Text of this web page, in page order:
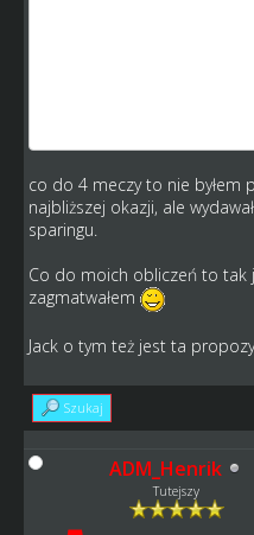
co do 4 meczy to nie byłem
najbliższej okazji, ale
sparingu.
Co do moich obliczeń to tak
zagmatwałem
Jack o tym też jest ta
Szukaj
ADM_Henrik
Tutejszy